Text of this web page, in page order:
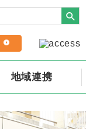
地域連携